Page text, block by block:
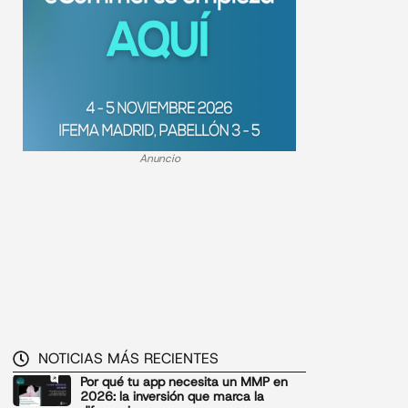
Anuncio
NOTICIAS MÁS RECIENTES
Por qué tu app necesita un MMP en
2026: la inversión que marca la